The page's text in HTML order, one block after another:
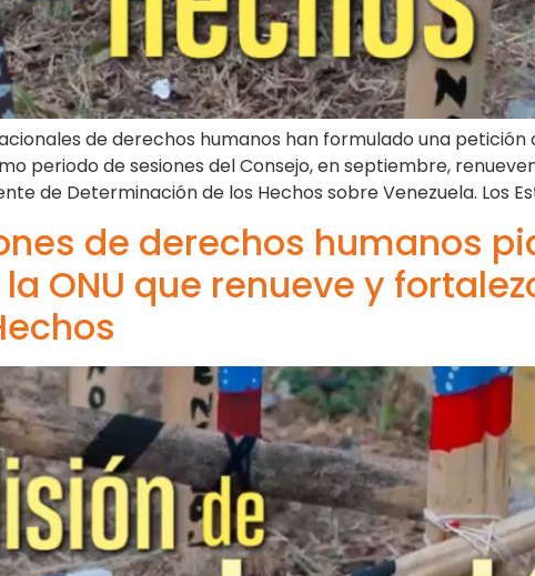
de derechos humanos han formulado una petición
periodo de sesiones del Consejo, en septiembre,
de Determinación de los Hechos sobre Venezuela. Los
de derechos humanos
ONU que renueve y